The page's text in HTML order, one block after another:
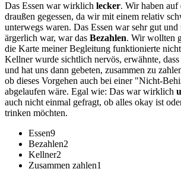
Das Essen war wirklich lecker. Wir haben auf
draußen gegessen, da wir mit einem relativ
unterwegs waren. Das Essen war sehr gut
ärgerlich war, war das Bezahlen. Wir wollten
die Karte meiner Begleitung funktionierte
Kellner wurde sichtlich nervös, erwähnte,
und hat uns dann gebeten, zusammen zu
ob dieses Vorgehen auch bei einer "Nicht-
abgelaufen wäre. Egal wie: Das war wirklich
auch nicht einmal gefragt, ob alles okay ist
trinken möchten.
Essen9
Bezahlen2
Kellner2
Zusammen zahlen1